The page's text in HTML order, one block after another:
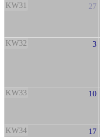
KW31
27
KW32 3
KW33 10
KW34 17